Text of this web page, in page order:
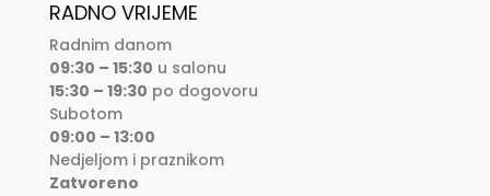
RADNO VRIJEME
Radnim danom
09:30 – 15:30 u salonu
15:30 – 19:30 po dogovoru
Subotom
09:00 – 13:00
Nedjeljom i praznikom
Zatvoreno